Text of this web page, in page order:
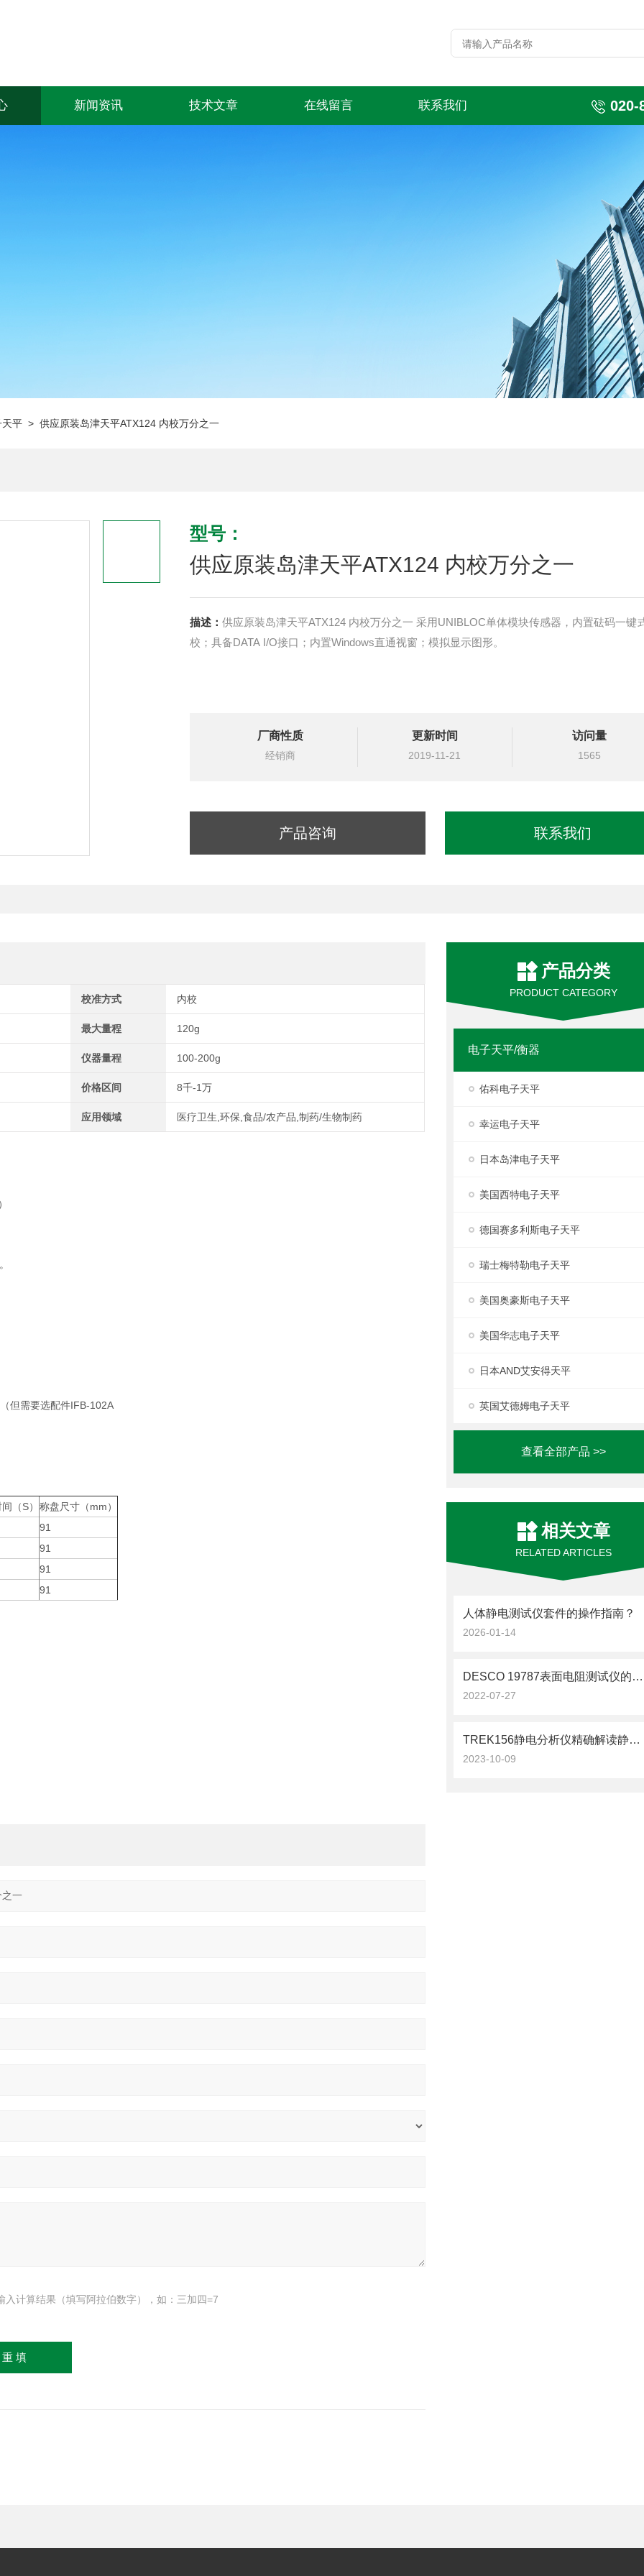
新闻资讯 技术文章 在线留言 联系我们 020-
天平 > 供应原装岛津天平ATX124 内校万分之一
型号：
供应原装岛津天平ATX124 内校万分之一
描述： 供应原装岛津天平ATX124 内校万分之一 采用UNIBLOC单体模块传感器，内置砝码一键
校；具备DATA I/O接口；内置Windows直通视窗；模拟显示图形。
厂商性质
经销商
更新时间
2019-11-21
访问量
1565
产品咨询 联系我们
产品分类
PRODUCT CATEGORY
电子天平/衡器
佑科电子天平
幸运电子天平
日本岛津电子天平
美国西特电子天平
德国赛多利斯电子天平
瑞士梅特勒电子天平
美国奥豪斯电子天平
美国华志电子天平
日本AND艾安得天平
英国艾德姆电子天平
查看全部产品 >>
相关文章
RELATED ARTICLES
人体静电测试仪套件的操作指南？
2026-01-14
DESCO 19787表面电阻测试仪的故障现象及排除方法
2022-07-27
TREK156静电分析仪精确解读静电现象
2023-10-09
校准方式 内校
最大量程 120g
仪器量程 100-200g
价格区间 8千-1万
应用领域 医疗卫生,环保,食品/农产品,制药/生物制药
但需要选配件IFB-102A
（S） 称盘尺寸（mm）
91
91
91
91
入计算结果（填写阿拉伯数字），如：三加四=7